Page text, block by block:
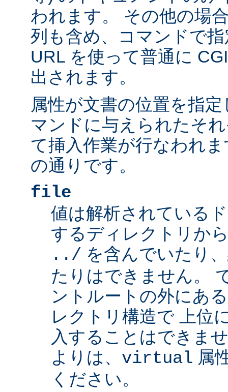
われます。 その他の場
列も含め、コマンドで
URL を使って普通に
出されます。
属性が文書の位置を指
マンドに与えられたそ
て挿入作業が行なわれ
の通りです。
file
値は解析されている
するディレクトリか
../ を含んでいたり
たりはできません。
ントルートの外にあ
レクトリ構造で 上位
入することはできま
よりは、 virtual 属
ください。